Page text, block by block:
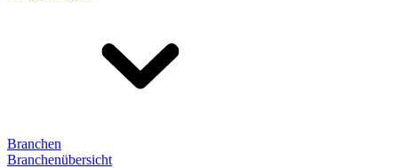
Branchen
Branchenübersicht